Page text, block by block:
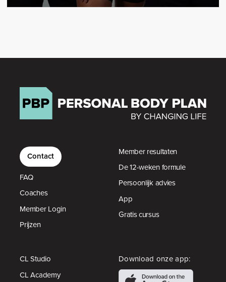
Contact
FAQ
Coaches
Member Login
Prijzen
Member resultaten
De 12-weken formule
Persoonlijk advies
App
Gratis cursus
CL Studio
CL Academy
Download onze app: